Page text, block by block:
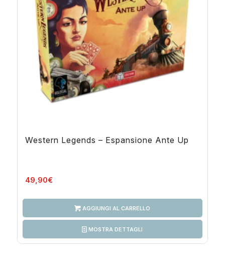
Western Legends – Espansione Ante Up
49,90€
AGGIUNGI AL CARRELLO
MOSTRA DETTAGLI